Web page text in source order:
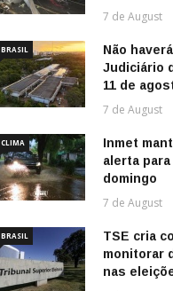
7 de August
BRASIL
Não
Judiciário
11 de
7 de August
CLIMA
Inmet
alerta
domingo
7 de August
BRASIL
TSE cria
monitorar
nas